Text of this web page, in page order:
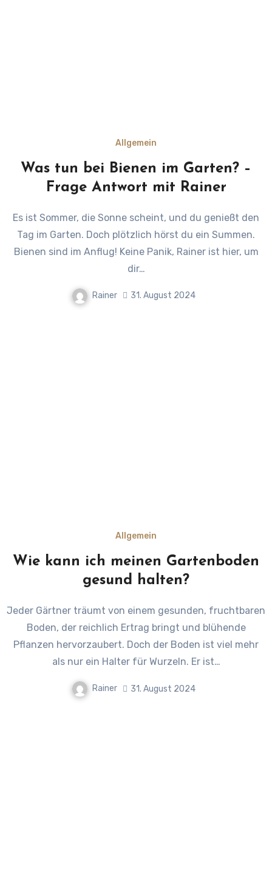
Allgemein
Was tun bei Bienen im Garten? –
Frage Antwort mit Rainer
Es ist Sommer, die Sonne scheint, und du genießt den
Tag im Garten. Doch plötzlich hörst du ein Summen.
Bienen sind im Anflug! Keine Panik, Rainer ist hier, um
dir…
Rainer 31. August 2024
Allgemein
Wie kann ich meinen Gartenboden
gesund halten?
Jeder Gärtner träumt von einem gesunden, fruchtbaren
Boden, der reichlich Ertrag bringt und blühende
Pflanzen hervorzaubert. Doch der Boden ist viel mehr
als nur ein Halter für Wurzeln. Er ist…
Rainer 31. August 2024